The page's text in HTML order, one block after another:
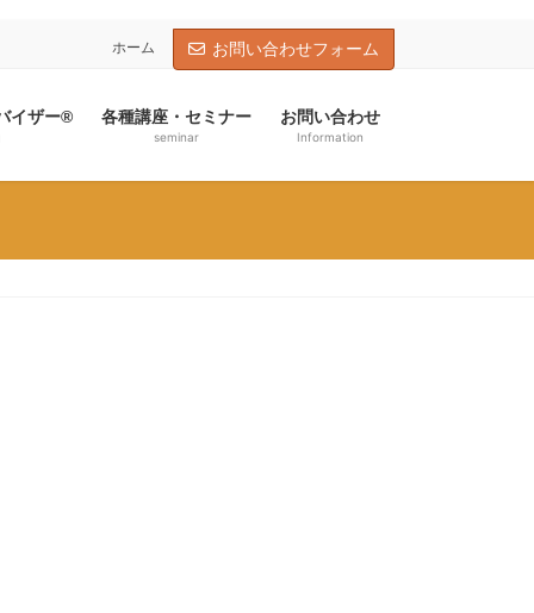
ホーム お問い合わせフォーム
イザー® 各種講座・セミナー
seminar
お問い合わせ
Information